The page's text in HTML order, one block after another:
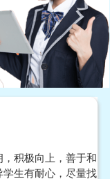
积极向上，善于和
生有耐心，尽量找